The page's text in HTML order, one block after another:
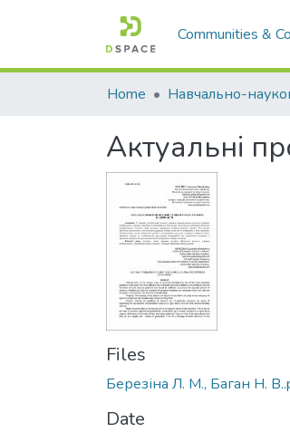
Communities &
Home
Актуальні
Files
Березіна Л. М., Баган Н.
Date